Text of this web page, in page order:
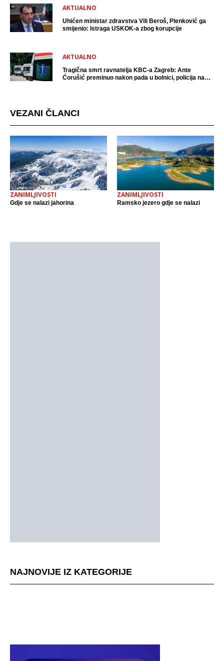
AKTUALNO
Uhićen ministar zdravstva Vili Beroš, Plenković ga
smijenio: Istraga USKOK-a zbog korupcije
AKTUALNO
Tragična smrt ravnatelja KBC-a Zagreb: Ante
Ćorušić preminuo nakon pada u bolnici, policija na
VEZANI ČLANCI
ZANIMLJIVOSTI
Gdje se nalazi jahorina
ZANIMLJIVOSTI
Ramsko jezero gdje se nalazi
NAJNOVIJE IZ KATEGORIJE